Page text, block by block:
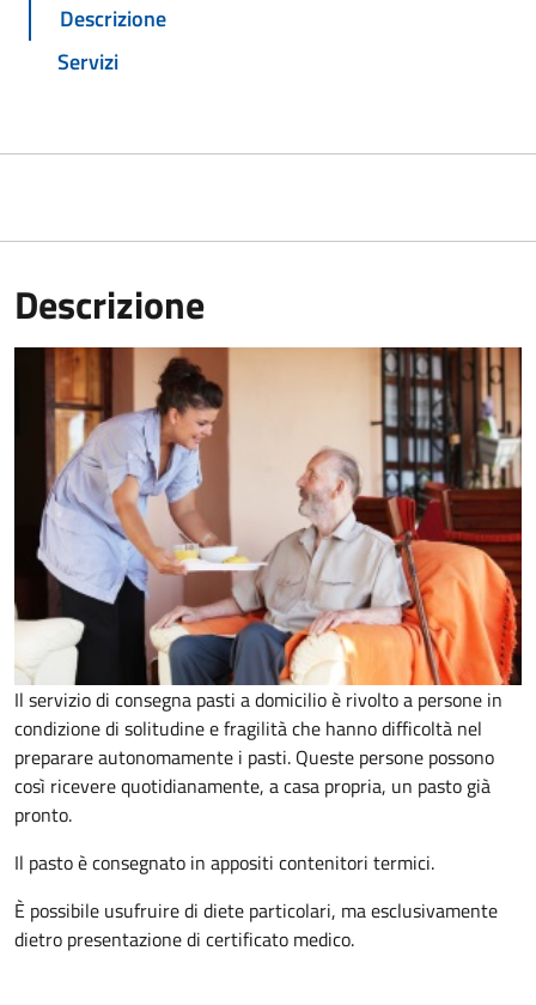
Descrizione
Servizi
Descrizione
Il servizio di consegna pasti a domicilio è rivolto a persone in
condizione di solitudine e fragilità che hanno difficoltà nel
preparare autonomamente i pasti. Queste persone possono
così ricevere quotidianamente, a casa propria, un pasto già
pronto.
Il pasto è consegnato in appositi contenitori termici.
È possibile usufruire di diete particolari, ma esclusivamente
dietro presentazione di certificato medico.